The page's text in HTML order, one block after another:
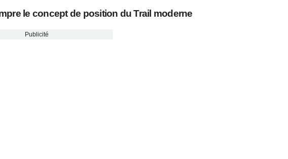
le concept de position du Trail moderne
Publicité